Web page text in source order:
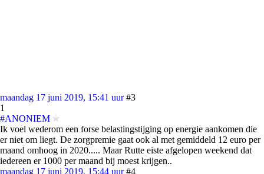
maandag 17 juni 2019, 15:41 uur #3
1
#ANONIEM
Ik voel wederom een forse belastingstijging op energie aankomen die
er niet om liegt. De zorgpremie gaat ook al met gemiddeld 12 euro per
maand omhoog in 2020..... Maar Rutte eiste afgelopen weekend dat
iedereen er 1000 per maand bij moest krijgen..
maandag 17 juni 2019, 15:44 uur #4